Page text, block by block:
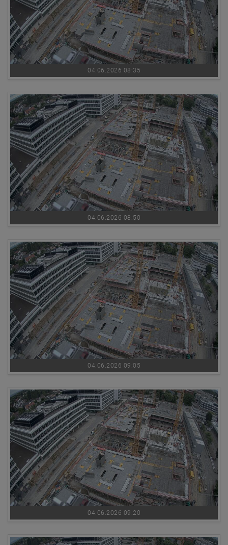
04.06.2026 08:35
04.06.2026 08:50
04.06.2026 09:05
04.06.2026 09:20